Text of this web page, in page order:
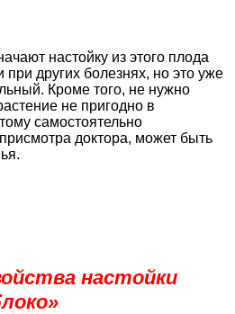
настойку из этого плода
других болезнях, но это уже
Кроме того, не нужно
не пригодно в
самостоятельно
доктора, может быть
настойки